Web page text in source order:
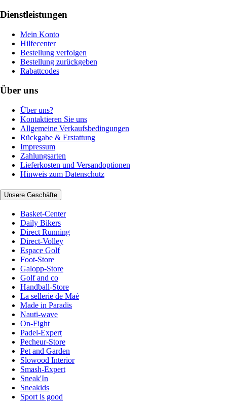
Dienstleistungen
Mein Konto
Hilfecenter
Bestellung verfolgen
Bestellung zurückgeben
Rabattcodes
Über uns
Über uns?
Kontaktieren Sie uns
Allgemeine Verkaufsbedingungen
Rückgabe & Erstattung
Impressum
Zahlungsarten
Lieferkosten und Versandoptionen
Hinweis zum Datenschutz
Unsere Geschäfte
Basket-Center
Daily Bikers
Direct Running
Direct-Volley
Espace Golf
Foot-Store
Galopp-Store
Golf and co
Handball-Store
La sellerie de Maé
Made in Paradis
Nauti-wave
On-Fight
Padel-Expert
Pecheur-Store
Pet and Garden
Slowood Interior
Smash-Expert
Sneak'In
Sneakids
Sport is good